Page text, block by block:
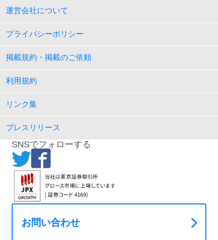
運営会社について
プライバシーポリシー
掲載規約・掲載のご依頼
利用規約
リンク集
プレスリリース
SNSでフォローする
お問い合わせ